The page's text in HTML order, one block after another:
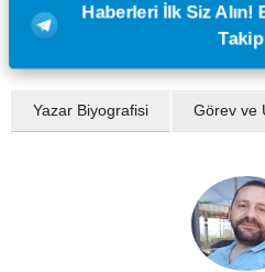
Haberleri İlk Siz Alın!
Yazar Biyografisi Görev ve